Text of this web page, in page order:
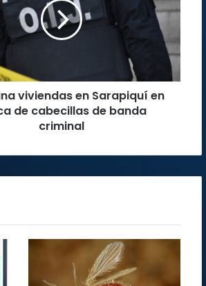
viviendas en Sarapiquí en
de cabecillas de banda
criminal